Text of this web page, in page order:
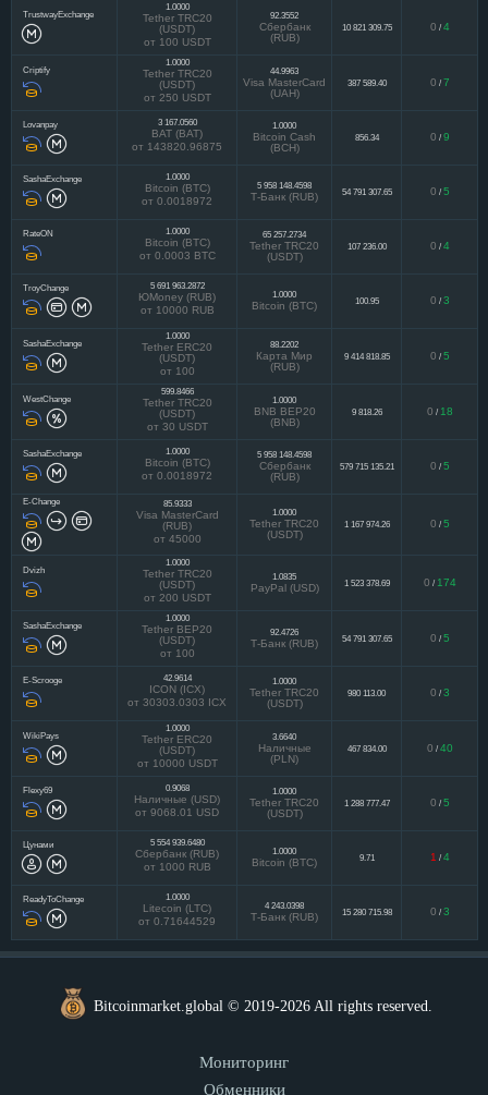
TrustwayExchange
1.0000
Tether TRC20
(USDT)
от 100 USDT
92.3552
Сбербанк
(RUB)
10 821 309.75 0 / 4
Criptify
1.0000
Tether TRC20
(USDT)
от 250 USDT
44.9963
Visa MasterCard
(UAH)
387 589.40 0 / 7
Lovanpay 3 167.0560
BAT (BAT)
от 143820.96875
1.0000
Bitcoin Cash
(BCH)
856.34 0 / 9
SashaExchange 1.0000
Bitcoin (BTC)
от 0.0018972
5 958 148.4598
Т-Банк (RUB) 54 791 307.65 0 / 5
RateON 1.0000
Bitcoin (BTC)
от 0.0003 BTC
65 257.2734
Tether TRC20
(USDT)
107 236.00 0 / 4
TroyChange 5 691 963.2872
ЮMoney (RUB)
от 10000 RUB
1.0000
Bitcoin (BTC) 100.95 0 / 3
SashaExchange
1.0000
Tether ERC20
(USDT)
от 100
88.2202
Карта Мир
(RUB)
9 414 818.85 0 / 5
WestChange
599.8466
Tether TRC20
(USDT)
от 30 USDT
1.0000
BNB BEP20
(BNB)
9 818.26 0 / 18
SashaExchange 1.0000
Bitcoin (BTC)
от 0.0018972
5 958 148.4598
Сбербанк
(RUB)
579 715 135.21 0 / 5
E-Change 85.9333
Visa MasterCard
(RUB)
от 45000
1.0000
Tether TRC20
(USDT)
1 167 974.26 0 / 5
Dvizh
1.0000
Tether TRC20
(USDT)
от 200 USDT
1.0835
PayPal (USD) 1 523 378.69 0 / 174
SashaExchange
1.0000
Tether BEP20
(USDT)
от 100
92.4726
Т-Банк (RUB) 54 791 307.65 0 / 5
E-Scrooge 42.9614
ICON (ICX)
от 30303.0303 ICX
1.0000
Tether TRC20
(USDT)
980 113.00 0 / 3
WikiPays
1.0000
Tether ERC20
(USDT)
от 10000 USDT
3.6640
Наличные
(PLN)
467 834.00 0 / 40
Flexy69 0.9068
Наличные (USD)
от 9068.01 USD
1.0000
Tether TRC20
(USDT)
1 288 777.47 0 / 5
Цунами 5 554 939.6480
Сбербанк (RUB)
от 1000 RUB
1.0000
Bitcoin (BTC) 9.71 1 / 4
ReadyToChange 1.0000
Litecoin (LTC)
от 0.71644529
4 243.0398
Т-Банк (RUB) 15 280 715.98 0 / 3
Bitcoinmarket.global © 2019-2026 All rights reserved.
Мониторинг
Обменники